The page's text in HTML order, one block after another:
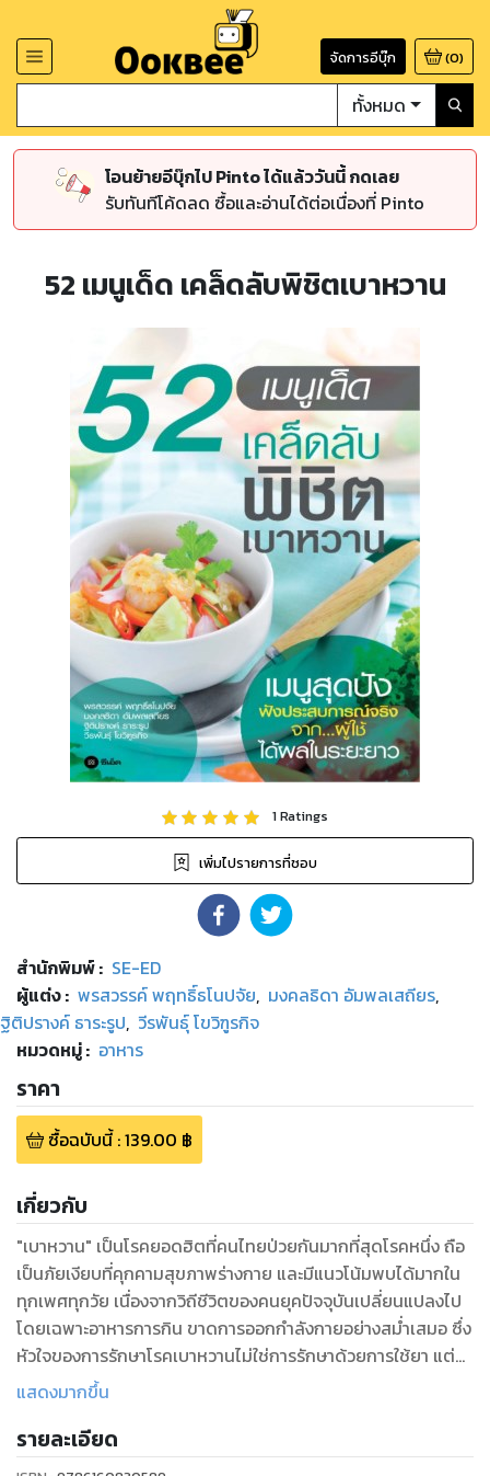
จัดการอีบุ๊ก (0)
ทั้งหมด
โอนย้ายอีบุ๊กไป Pinto ได้แล้ววันนี้ กดเลย
รับทันทีโค้ดลด ซื้อและอ่านได้ต่อเนื่องที่ Pinto
52 เมนูเด็ด เคล็ดลับพิชิตเบาหวาน
1Ratings
เพิ่มไปรายการที่ชอบ
สำนักพิมพ์: SE-ED
ผู้แต่ง : พรสวรรค์ พฤทธิ์ธโนปจัย, มงคลธิดา อัมพลเสถียร,
ฐิติปรางค์ ธาระรูป, วีรพันธุ์ โขวิฑูรกิจ
หมวดหมู่: อาหาร
ราคา
ซื้อฉบับนี้:139.00 ฿
เกี่ยวกับ
"เบาหวาน" เป็นโรคยอดฮิตที่คนไทยป่วยกันมากที่สุดโรคหนึ่ง ถือ
เป็นภัยเงียบที่คุกคามสุขภาพร่างกาย และมีแนวโน้มพบได้มากใน
ทุกเพศทุกวัย เนื่องจากวิถีชีวิตของคนยุคปัจจุบันเปลี่ยนแปลงไป
โดยเฉพาะอาหารการกิน ขาดการออกกำลังกายอย่างสม่ำเสมอ ซึ่ง
หัวใจของการรักษาโรคเบาหวานไม่ใช่การรักษาด้วยการใช้ยา แต่
เป็นการปรับเปลี่ยนพฤติกรรมการกินและการปฏิบัติตัวให้เหมาะสม
ทดสอบในคนไข้จริงมาแล้วว่าได้ผลดี จากโครงการวิจัยของสาขา
วิชาต่อมไร้ท่อและเมตาบอลิสม คณะแพทยศาสตร์ จุฬาลงกรณ์
แสดงมากขึ้น
รายละเอียด